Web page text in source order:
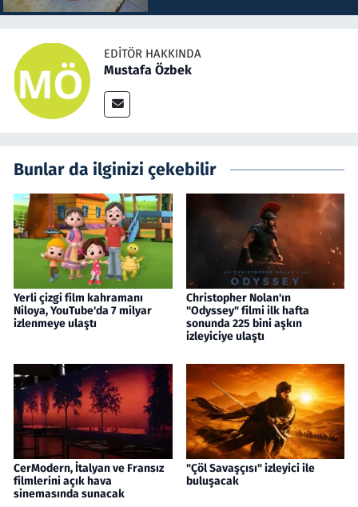
EDITÖR HAKKINDA
Mustafa Özbek
Bunlar da ilginizi çekebilir
Yerli çizgi film kahramanı
Niloya, YouTube'da 7 milyar
izlenmeye ulaştı
Christopher Nolan'ın
"Odyssey" filmi ilk hafta
sonunda 225 bini aşkın
izleyiciye ulaştı
CerModern, İtalyan ve Fransız
filmlerini açık hava
sinemasında sunacak
"Çöl Savaşçısı" izleyici ile
buluşacak